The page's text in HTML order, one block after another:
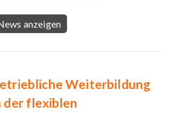
anzeigen
Weiterbildung
der flexiblen